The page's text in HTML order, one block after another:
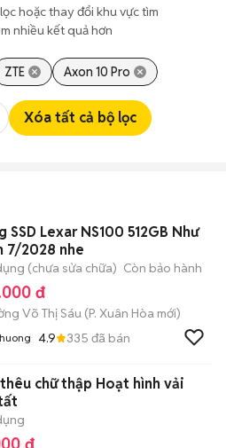
hoặc thay đổi khu vực tìm
nhiều kết quả hơn
ZTE Axon 10 Pro
Xóa tất cả bộ lọc
SSD Lexar NS100 512GB Như
7/2028 nhe
(chưa sửa chữa) Còn bảo hành
đ
Võ Thị Sáu (P. Xuân Hòa mới)
4.9 335 đã bán
chữ thập Hoạt hình vải